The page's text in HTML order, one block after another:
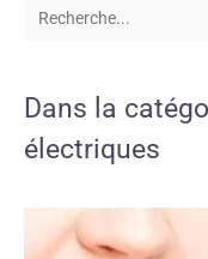
Dans la
électriques